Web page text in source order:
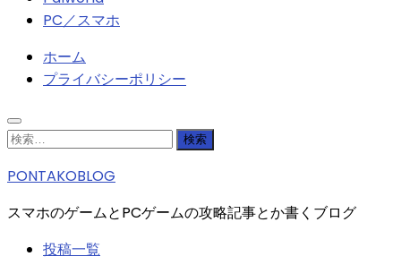
PC／スマホ
ホーム
プライバシーポリシー
検
PONTAKOBLOG
スマホのゲームとPCゲームの攻略記事とか書くブログ
投稿一覧